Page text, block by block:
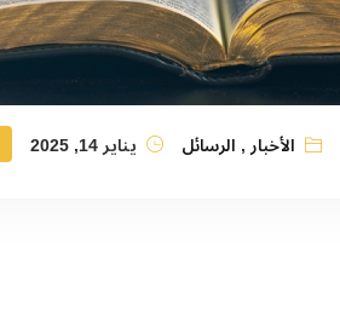
الأخبار, الرسائل يناير 14, 2025